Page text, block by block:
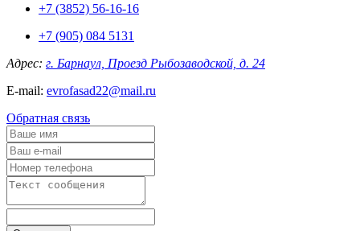
+7 (3852) 56-16-16
+7 (905) 084 5131
Адрес: г. Барнаул, Проезд Рыбозаводской, д. 24
E-mail: evrofasad22@mail.ru
Обратная связь